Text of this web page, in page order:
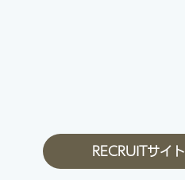
RECRUITサイト